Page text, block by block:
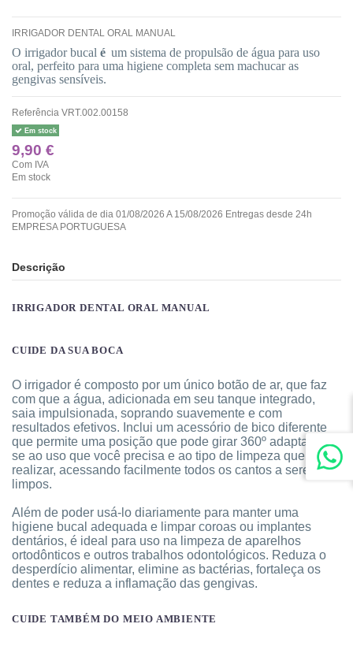
IRRIGADOR DENTAL ORAL MANUAL
O irrigador bucal é um sistema de propulsão de água para uso
oral, perfeito para uma higiene completa sem machucar as
gengivas sensíveis.
Referência VRT.002.00158
Em stock
9,90 €
Com IVA
Em stock
Promoção válida de dia 01/08/2026 A 15/08/2026 Entregas desde 24h
EMPRESA PORTUGUESA
Descrição
IRRIGADOR DENTAL ORAL MANUAL
CUIDE DA SUA BOCA
O irrigador é composto por um único botão de ar, que faz
com que a água, adicionada em seu tanque integrado,
saia impulsionada, soprando suavemente e com
resultados efetivos. Inclui um acessório de bico diferente
que permite uma posição que pode girar 360º adaptando-
se ao uso que você precisa e ao tipo de limpeza que vai
realizar, acessando facilmente todos os cantos a serem
limpos.
Além de poder usá-lo diariamente para manter uma
higiene bucal adequada e limpar coroas ou implantes
dentários, é ideal para uso na limpeza de aparelhos
ortodônticos e outros trabalhos odontológicos. Reduza o
desperdício alimentar, elimine as bactérias, fortaleça os
dentes e reduza a inflamação das gengivas.
CUIDE TAMBÉM DO MEIO AMBIENTE